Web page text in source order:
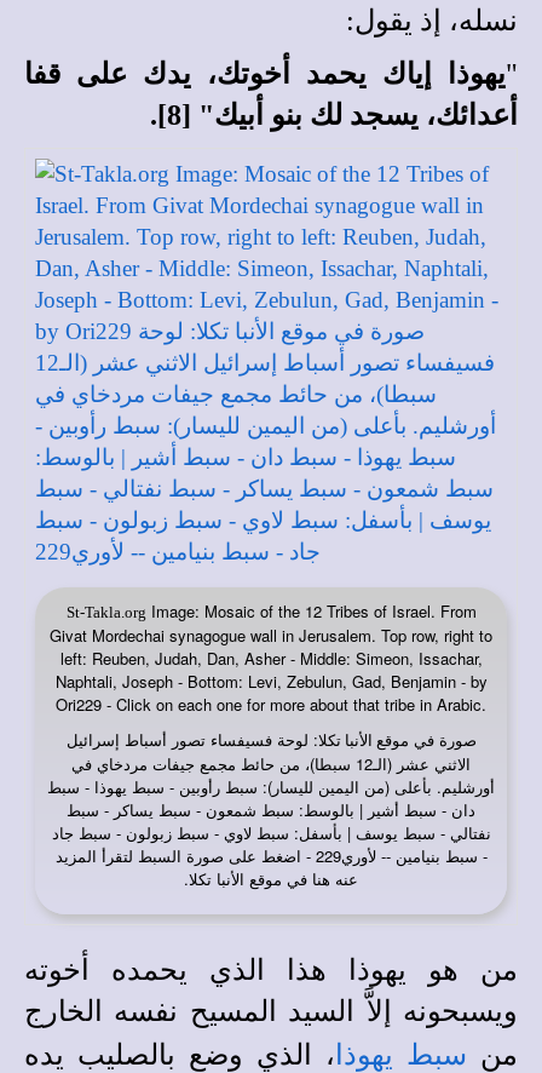
نسله، إذ يقول:
"يهوذا إياك يحمد أخوتك، يدك على قفا
أعدائك، يسجد لك بنو أبيك" [8].
St-Takla.org Image: Mosaic of the 12 Tribes of Israel. From
Givat Mordechai synagogue wall in Jerusalem. Top row, right to
left: Reuben, Judah, Dan, Asher - Middle: Simeon, Issachar,
Naphtali, Joseph - Bottom: Levi, Zebulun, Gad, Benjamin - by
Ori229 - Click on each one for more about that tribe in Arabic.
صورة في موقع الأنبا تكلا: لوحة فسيفساء تصور أسباط إسرائيل
الاثني عشر (الـ12 سبطا)، من حائط مجمع جيفات مردخاي في
أورشليم. بأعلى (من اليمين لليسار): سبط رأوبين - سبط يهوذا - سبط
دان - سبط أشير | بالوسط: سبط شمعون - سبط يساكر - سبط
نفتالي - سبط يوسف | بأسفل: سبط لاوي - سبط زبولون - سبط جاد
- سبط بنيامين -- لأوري229 - اضغط على صورة السبط لتقرأ المزيد
عنه هنا في موقع الأنبا تكلا.
من هو يهوذا هذا الذي يحمده أخوته
ويسبحونه إلاَّ السيد المسيح نفسه الخارج
من سبط يهوذا ، الذي وضع بالصليب يده